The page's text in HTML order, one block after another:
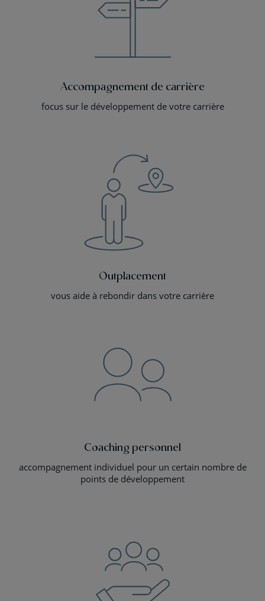
Accompagnement de carrière
focus sur le développement de votre carrière
Outplacement
vous aide à rebondir dans votre carrière
Coaching personnel
accompagnement individuel pour un certain nombre de
points de développement